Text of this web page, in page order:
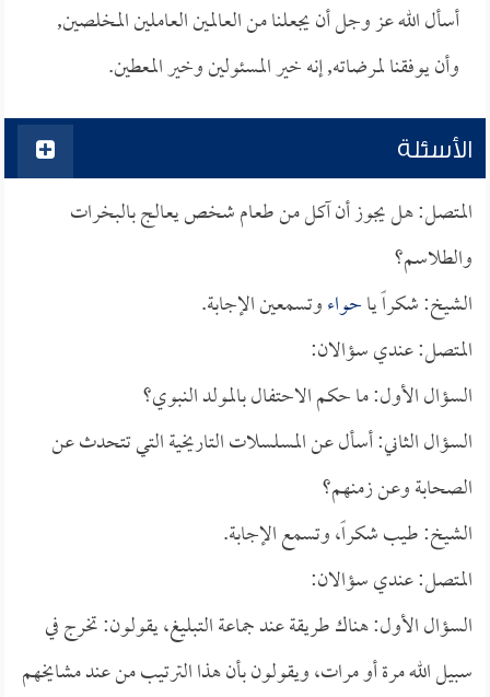
أسأل الله عز وجل أن يجعلنا من العالمين العاملين المخلصين,
وأن يوفقنا لمرضاته, إنه خير المسئولين وخير المعطين.
الأسئلة
المتصل: هل يجوز أن آكل من طعام شخص يعالج بالبخرات
والطلاسم؟
الشيخ: شكراً ياحواءوتسمعين الإجابة.
المتصل: عندي سؤالان:
السؤال الأول: ما حكم الاحتفال بالمولد النبوي؟
السؤال الثاني: أسأل عن المسلسلات التاريخية التي تتحدث عن
الصحابة وعن زمنهم؟
الشيخ: طيب شكراً، وتسمع الإجابة.
المتصل: عندي سؤالان:
السؤال الأول: هناك طريقة عند جماعة التبليغ، يقولون: تخرج في
سبيل الله مرة أو مرات، ويقولون بأن هذا الترتيب من عند مشايخهم